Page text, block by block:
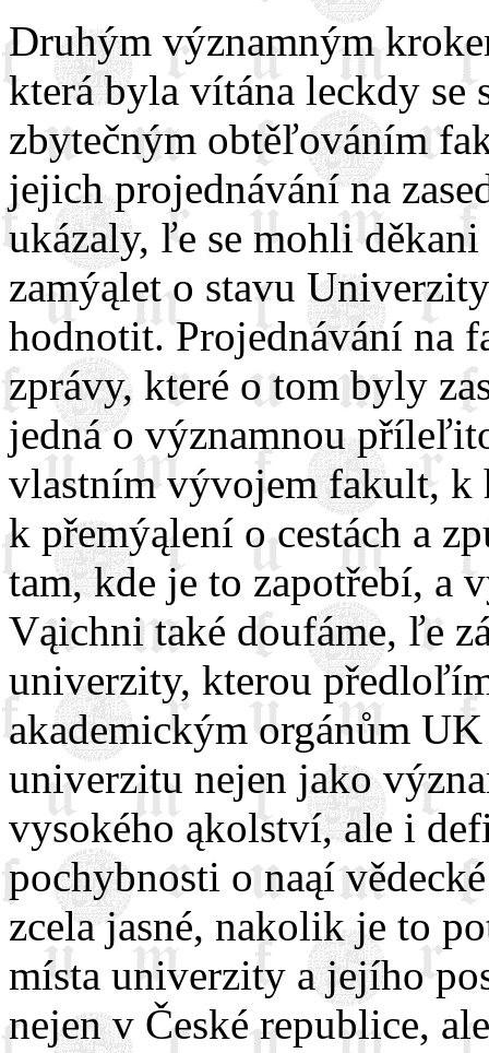
Druhým významným
která byla vítána leckdy se
zbytečným obtěľováním
jejich projednávání na
ukázaly, ľe se mohli
zamýąlet o stavu
hodnotit. Projednávání na
zprávy, které o tom byly
jedná o významnou
vlastním vývojem fakult, k
k přemýąlení o cestách a
tam, kde je to zapotřebí,
Vąichni také doufáme, ľe
univerzity, kterou
akademickým orgánům
univerzitu nejen jako
vysokého ąkolství, ale i
pochybnosti o naąí
zcela jasné, nakolik je to
místa univerzity a jejího
nejen v České republice,